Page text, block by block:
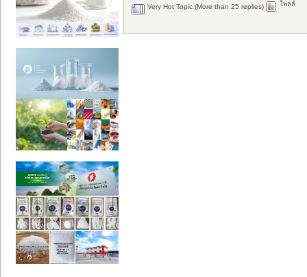
Very Hot Topic (More than 25 replies) โพลล์